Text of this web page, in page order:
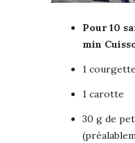
Pour 10
min
1 courgette
1 carotte
30 g de